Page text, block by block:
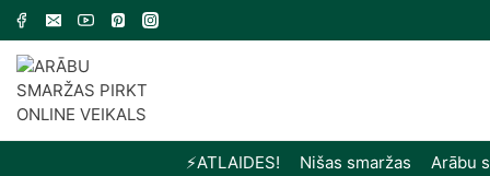
Skip
content
⚡️ATLAIDES! Nišas smaržas Arābu